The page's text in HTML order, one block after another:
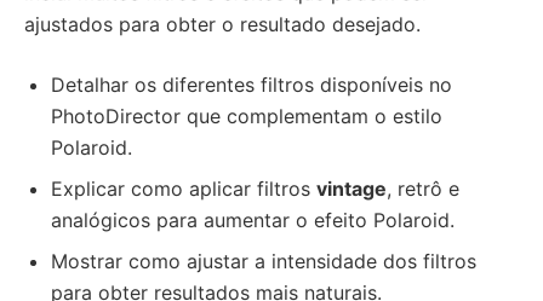
ajustados para obter o resultado desejado.
Detalhar os diferentes filtros disponíveis no
PhotoDirector que complementam o estilo
Polaroid.
Explicar como aplicar filtros vintage, retrô e
analógicos para aumentar o efeito Polaroid.
Mostrar como ajustar a intensidade dos filtros
para obter resultados mais naturais.